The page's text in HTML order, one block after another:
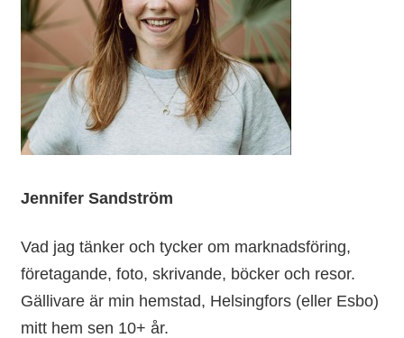
Jennifer Sandström
Vad jag tänker och tycker om marknadsföring,
företagande, foto, skrivande, böcker och resor.
Gällivare är min hemstad, Helsingfors (eller Esbo)
mitt hem sen 10+ år.